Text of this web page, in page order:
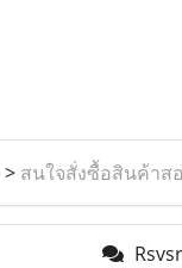
> สนใจสั่งซื้อสินค้าส